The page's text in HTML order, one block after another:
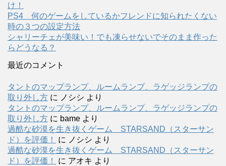
け！
PS4 何のゲームをしているかフレンドに知られたくない
時の３つの設定方法
シャリーチェが美味い！でも凍らせないでそのまま作った
らどうなる？
最近のコメント
タントのマップランプ、ルームランプ、ラゲッジランプの
取り外し方 に ノシシ より
タントのマップランプ、ルームランプ、ラゲッジランプの
取り外し方 に bame より
過酷な砂漠を生き抜くゲーム STARSAND（スターサン
ド）を評価！
に ノシシ より
過酷な砂漠を生き抜くゲーム STARSAND（スターサン
ド）を評価！
に アオキ より